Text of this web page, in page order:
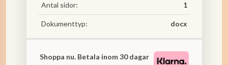
Antal sidor: 1
Dokumenttyp: docx
Shoppa nu. Betala inom 30 dagar